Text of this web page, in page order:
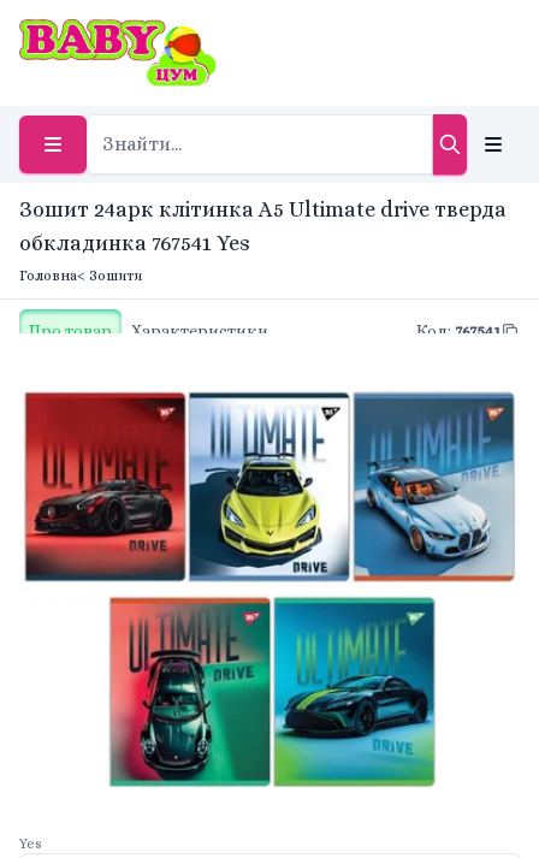
Зошит 24арк клітинка A5 Ultimate drive тверда
обкладинка 767541 Yes
Головна< Зошити
Про товар Характеристики Код: 767541
Yes